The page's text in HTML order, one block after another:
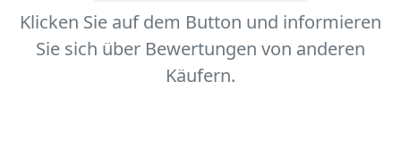
Klicken Sie auf dem Button und informieren
Sie sich über Bewertungen von anderen
Käufern.